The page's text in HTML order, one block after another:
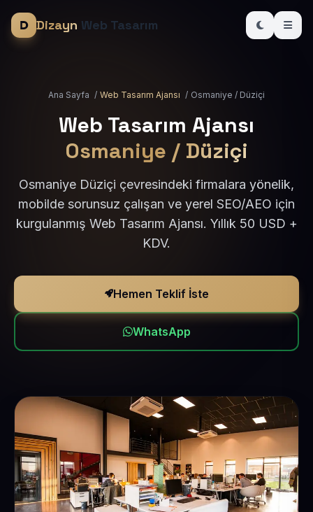
Dizayn Web Tasarım
Ana Sayfa / Web Tasarım Ajansı / Osmaniye / Düziçi
Web Tasarım Ajansı
Osmaniye / Düziçi
Osmaniye Düziçi çevresindeki firmalara yönelik,
mobilde sorunsuz çalışan ve yerel SEO/AEO için
kurgulanmış Web Tasarım Ajansı. Yıllık 50 USD +
KDV.
Hemen Teklif İste
WhatsApp